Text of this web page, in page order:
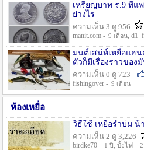
เหรียญบาท ร.9 ที่แ
ย่างไร
ความเห็น 3 ดู 956
manit.com - 9 เดือน,
มนต์เสน่ห์เหยื่อแฮน
ตัวก็มีเรื่องราวของ
ความเห็น 0 ดู 723
fishingover - 9 เดือน
ห้องเหยื่อ
วิธืใช้ เหยื่อรำบ่ม น้
ความเห็น 2 ดู 3,226
birdke70 - 1 ปี , บั้งไฟ -